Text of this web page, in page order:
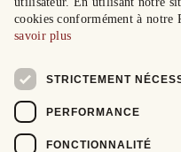
cookies conformément à
savoir plus
STRICTEMENT
PERFORMANCE
FONCTIONNALITÉ